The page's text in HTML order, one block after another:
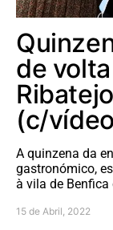
de
(c/
A quinzena da
gastronómico,
à vila de
15 de Abril, 2022